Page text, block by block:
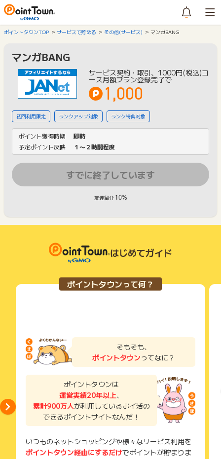
ポイントタウンTOP サービスで貯める その他(サービス) マンガBANG
マンガBANG
サービス契約・取引、1000円(税込)コ
ース月額プラン登録完了で
1,000
初回利用限定 ランクアップ対象 ランク特典対象
ポイント獲得時期
即時
予定ポイント反映
１〜２時間程度
すでに終了しています
友達紹介 10%
はじめてガイド
ポイントタウンって何？
そもそも、
ポイントタウンってなに？
ポイントタウンは
運営実績20年以上、
累計900万人が利用しているポイ活の
できるポイントサイトなんだ！
いつものネットショッピングや様々なサービス利用を
ポイントタウン経由にするだけでポイントが貯まりま